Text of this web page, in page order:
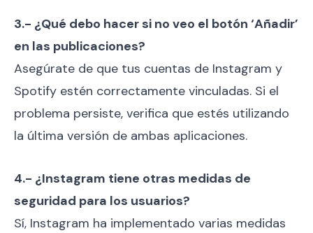
3.- ¿Qué debo hacer si no veo el botón ‘Añadir’
en las publicaciones?
Asegúrate de que tus cuentas de Instagram y
Spotify estén correctamente vinculadas. Si el
problema persiste, verifica que estés utilizando
la última versión de ambas aplicaciones.
4.- ¿Instagram tiene otras medidas de
seguridad para los usuarios?
Sí, Instagram ha implementado varias medidas